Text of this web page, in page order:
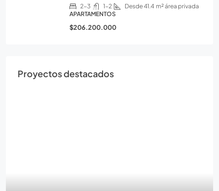
2-3 1-2 Desde 41.4 m² área privada
APARTAMENTOS
$206.200.000
Proyectos destacados